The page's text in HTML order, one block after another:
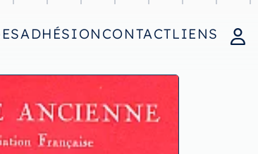
ADHÉSION CONTACTLIENS